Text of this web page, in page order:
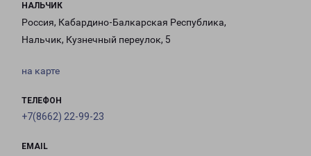
НАЛЬЧИК
Россия, Кабардино-Балкарская Республика,
Нальчик, Кузнечный переулок, 5
на карте
ТЕЛЕФОН
+7(8662) 22-99-23
EMAIL